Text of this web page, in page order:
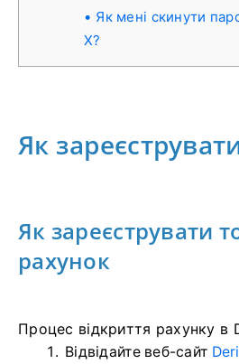
Як мені скинути
X?
Як
Як зареєструвати
рахунок
Процес відкриття рахунку в
Відвідайте веб-сайт